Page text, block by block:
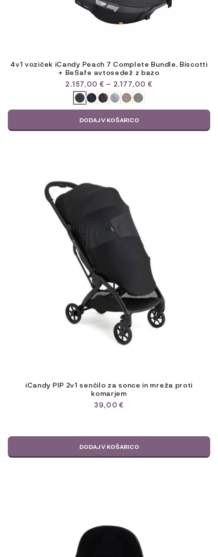
4v1 voziček iCandy Peach 7 Complete Bundle, Biscotti
+ BeSafe avtosedež z bazo
2.157,00 € – 2.177,00 €
DODAJ V KOŠARICO
iCandy PIP 2v1 senčilo za sonce in mreža proti
komarjem
39,00€
DODAJ V KOŠARICO